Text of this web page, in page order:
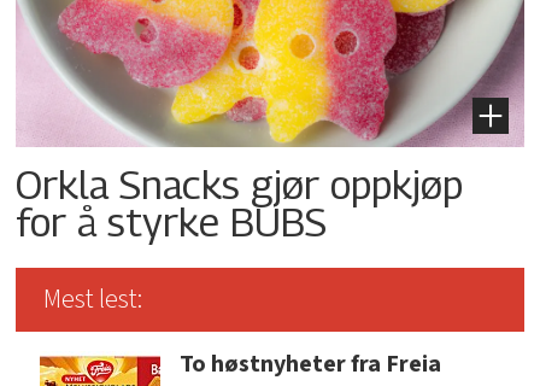
Orkla Snacks gjør oppkjøp
for å styrke BUBS
Mest lest:
To høstnyheter fra Freia